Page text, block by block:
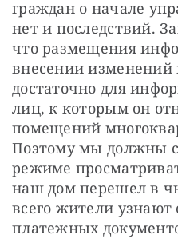
граждан о начале
нет и последствий.
что размещения
внесении изменений
достаточно для
лиц, к которым он
помещений
Поэтому мы должны
режиме
наш дом перешел в
всего жители узнают
платежных